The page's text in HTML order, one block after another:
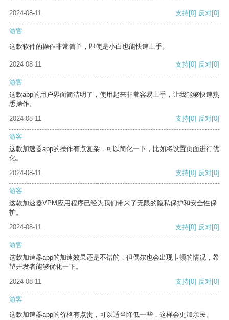
2024-08-11 支持[0] 反对[0]
游客
这款软件的操作非常简单，即使是小白也能快速上手。
2024-08-11 支持[0] 反对[0]
游客
这款app的用户界面简洁明了，使用起来非常容易上手，让我能够快速熟
悉操作。
2024-08-11
支持[0] 反对[0]
游客
这款加速器app的操作有点复杂，可以简化一下，比如将设置页面进行优
化。
2024-08-11
支持[0] 反对[0]
游客
这款加速器VPM应用程序已经为我们带来了无限的隐私保护和安全性保
护。
2024-08-11
支持[0] 反对[0]
游客
这款加速器app的加速效果还是不错的，但偶尔也会出现卡顿的情况，希
望开发者能够优化一下。
2024-08-11
支持[0] 反对[0]
游客
这款加速器app的价格有点贵，可以适当降低一些，这样会更加亲民。